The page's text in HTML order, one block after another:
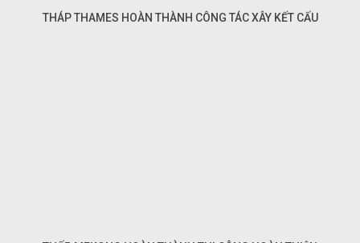
THÁP THAMES HOÀN THÀNH CÔNG TÁC XÂY KẾT CẤU